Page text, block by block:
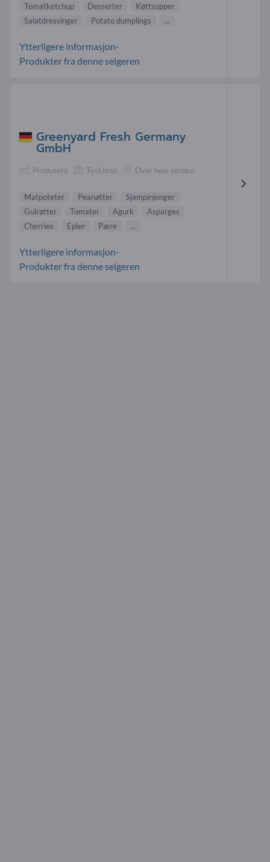
Tomatketchup
Desserter
Køttsupper
Salatdressinger
Potato dumplings ...
Ytterligere informasjon-
Produkter fra denne selgeren
Greenyard Fresh Germany
GmbH
Produsent Tyskland Over hele verden
Matpoteter Peanøtter
Sjampinjonger
Gulrøtter
Tomater Agurk
Asparges
Cherries
Epler Pære ...
Ytterligere informasjon-
Produkter fra denne selgeren